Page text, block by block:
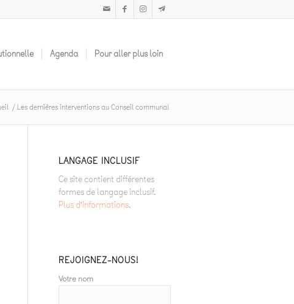
Agenda Pour aller plus loin
/Les dernières interventions au Conseil communal
LANGAGE INCLUSIF
Ce site contient différentes
formes de langage inclusif.
Plus d’informations.
REJOIGNEZ-NOUS!
Votre nom